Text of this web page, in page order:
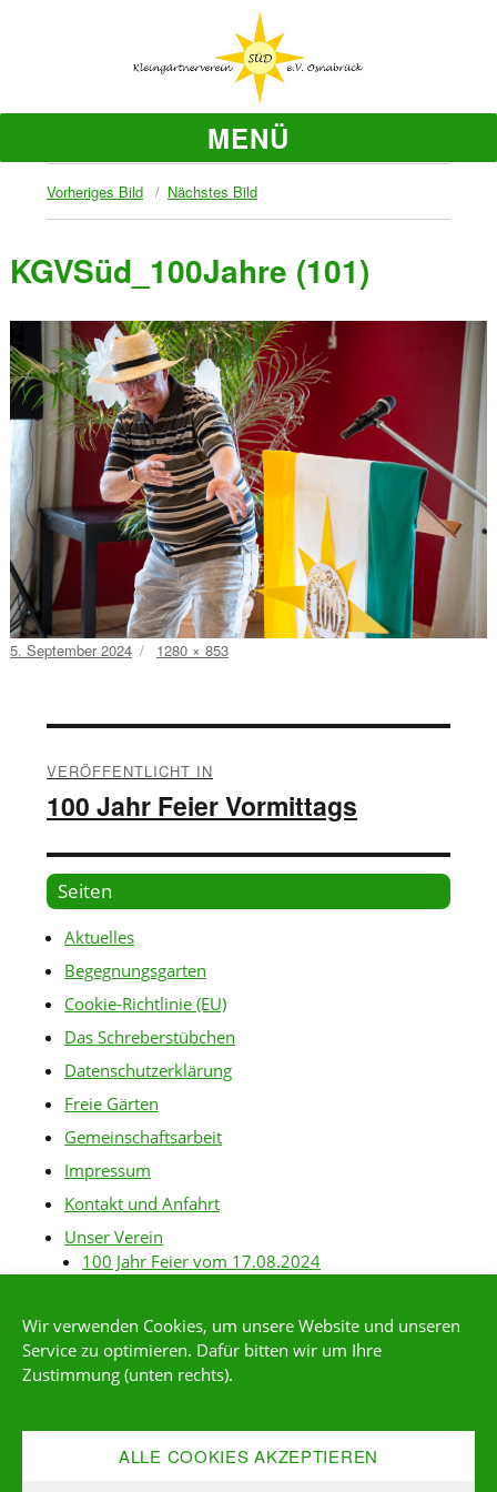
Wir verwenden Cookies, um unsere Website und unseren
Service zu optimieren. Dafür bitten wir um Ihre
Zustimmung (unten rechts).
ALLE COOKIES AKZEPTIEREN
MENÜ
Vorheriges Bild Nächstes Bild
KGVSüd_100Jahre (101)
Veröffentlicht
5. September 2024
Volle
1280 × 853
VERÖFFENTLICHT IN
100 Jahr Feier Vormittags
Seiten
Aktuelles
Begegnungsgarten
Cookie-Richtlinie (EU)
Das Schreberstübchen
Datenschutzerklärung
Freie Gärten
Gemeinschaftsarbeit
Impressum
Kontakt und Anfahrt
Unser Verein
100 Jahr Feier vom 17.08.2024
Gartenanlagen
Gartenordnung
Kleingärtner*in werden
Mitgliederservice